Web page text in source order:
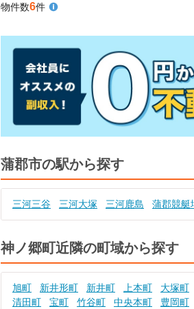
物件数6件
蒲郡市の駅から探す
三河三谷 三河大塚 三河鹿島 蒲郡競艇
神ノ郷町近隣の町域から探す
旭町 新井形町 新井町 上本町 大塚町
清田町
宝町 竹谷町 中央本町 豊岡町